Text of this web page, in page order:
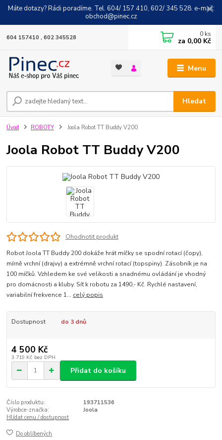
Máte dotazy? Rádi poradíme. Tel. 604/ 157 410, 602/ 345 528. e-mail:
obchod@pinec.cz
Menu
Hledat
604 157410 , 602 345528 0 ks
za 0,00 Kč
Úvod ROBOTY Joola Robot TT Buddy V200
Joola Robot TT Buddy V200
Ohodnotit produkt
Robot Joola TT Buddy 200 dokáže hrát míčky se spodní rotací (čopy),
mírně vrchní (drajvy) a extrémně vrchní rotací (topspiny). Zásobník je na
100 míčků. Vzhledem ke své velikosti a snadnému ovládání je vhodný
pro domácnosti a kluby. Síť k robotu za 1490,- Kč. Rychlé nastavení,
variabilní frekvence 1... celý popis
Dostupnost do 3 dnů
4 500 Kč
3 719 Kč bez DPH
Přidat do košíku
Číslo produktu:
193711536
Výrobce-značka:
Joola
Hlídat cenu / dostupnost
Do oblíbených